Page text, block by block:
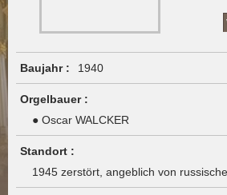
Baujahr : 1940
Orgelbauer :
● Oscar WALCKER
Standort :
1945 zerstört, angeblich von